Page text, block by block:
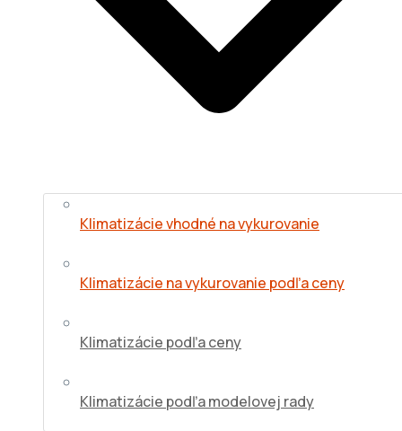
Klimatizácie vhodné na vykurovanie
Klimatizácie na vykurovanie podľa ceny
Klimatizácie podľa ceny
Klimatizácie podľa modelovej rady